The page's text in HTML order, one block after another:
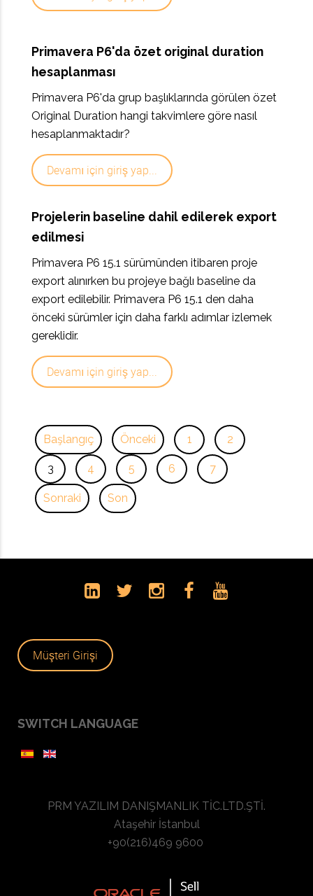
Primavera P6'da özet original duration
hesaplanması
Primavera P6'da grup başlıklarında görülen özet
Original Duration hangi takvimlere göre nasıl
hesaplanmaktadır?
Devamı için giriş yap...
Projelerin baseline dahil edilerek export
edilmesi
Primavera P6 15.1 sürümünden itibaren proje
export alınırken bu projeye bağlı baseline da
export edilebilir. Primavera P6 15.1 den daha
önceki sürümler için daha farklı adımlar izlemek
gereklidir.
Devamı için giriş yap...
Başlangıç Önceki 1 2
3 4 5 6 7
Sonraki Son
Müşteri Girişi
SWITCH LANGUAGE
PRM YAZILIM DANIŞMANLIK TİC.LTD.ŞTİ.
Ataşehir İstanbul
+90(216)469 9600